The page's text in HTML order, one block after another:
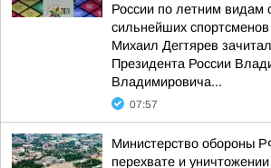
России по летним видам
сильнейших
Михаил Дегтярев
Президента России
Владимировича...
07:57
Министерство обороны
перехвате и уничтожении